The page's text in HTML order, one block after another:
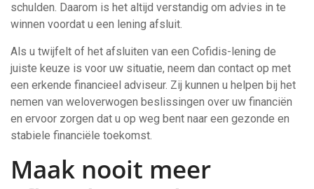
schulden. Daarom is het altijd verstandig om advies in te
winnen voordat u een lening afsluit.
Als u twijfelt of het afsluiten van een Cofidis-lening de
juiste keuze is voor uw situatie, neem dan contact op met
een erkende financieel adviseur. Zij kunnen u helpen bij het
nemen van weloverwogen beslissingen over uw financiën
en ervoor zorgen dat u op weg bent naar een gezonde en
stabiele financiële toekomst.
Maak nooit meer